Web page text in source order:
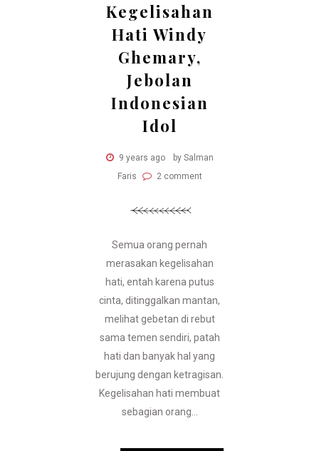
Kegelisahan
Hati Windy
Ghemary,
Jebolan
Indonesian
Idol
9 years ago
by Salman
Faris
2 comment
Semua orang pernah
merasakan kegelisahan
hati, entah karena putus
cinta, ditinggalkan mantan,
melihat gebetan di rebut
sama temen sendiri, patah
hati dan banyak hal yang
berujung dengan ketragisan.
Kegelisahan hati membuat
sebagian orang...